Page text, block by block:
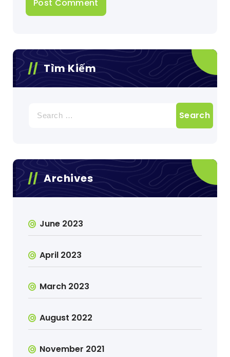
Tìm Kiếm
for:
Archives
June 2023
April 2023
March 2023
August 2022
November 2021